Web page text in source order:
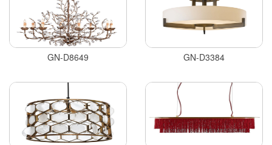
GN-D8649 GN-D3384